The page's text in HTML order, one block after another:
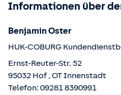
Informationen über
Benjamin Oster
HUK-COBURG
Ernst-Reuter-Str. 52
95032 Hof , OTInnenstadt
Telefon: 09281 8390991